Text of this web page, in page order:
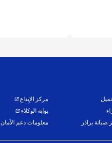
صيانة براذر
مركز الإبداع
بوابة الوكلاء
معلومات دعم الأمان